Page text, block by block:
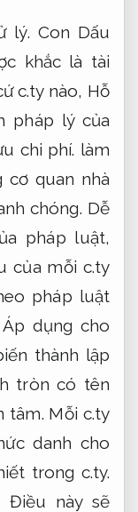
lý. Con Dấu
khắc là tài
c.ty nào, Hỗ
pháp lý của
chi phí. làm
cơ quan nhà
chóng. Dễ
pháp luật,
của mỗi c.ty
pháp luật
Áp dụng cho
thành lập
tròn có tên
tâm. Mỗi c.ty
danh cho
trong c.ty.
Điều này sẽ